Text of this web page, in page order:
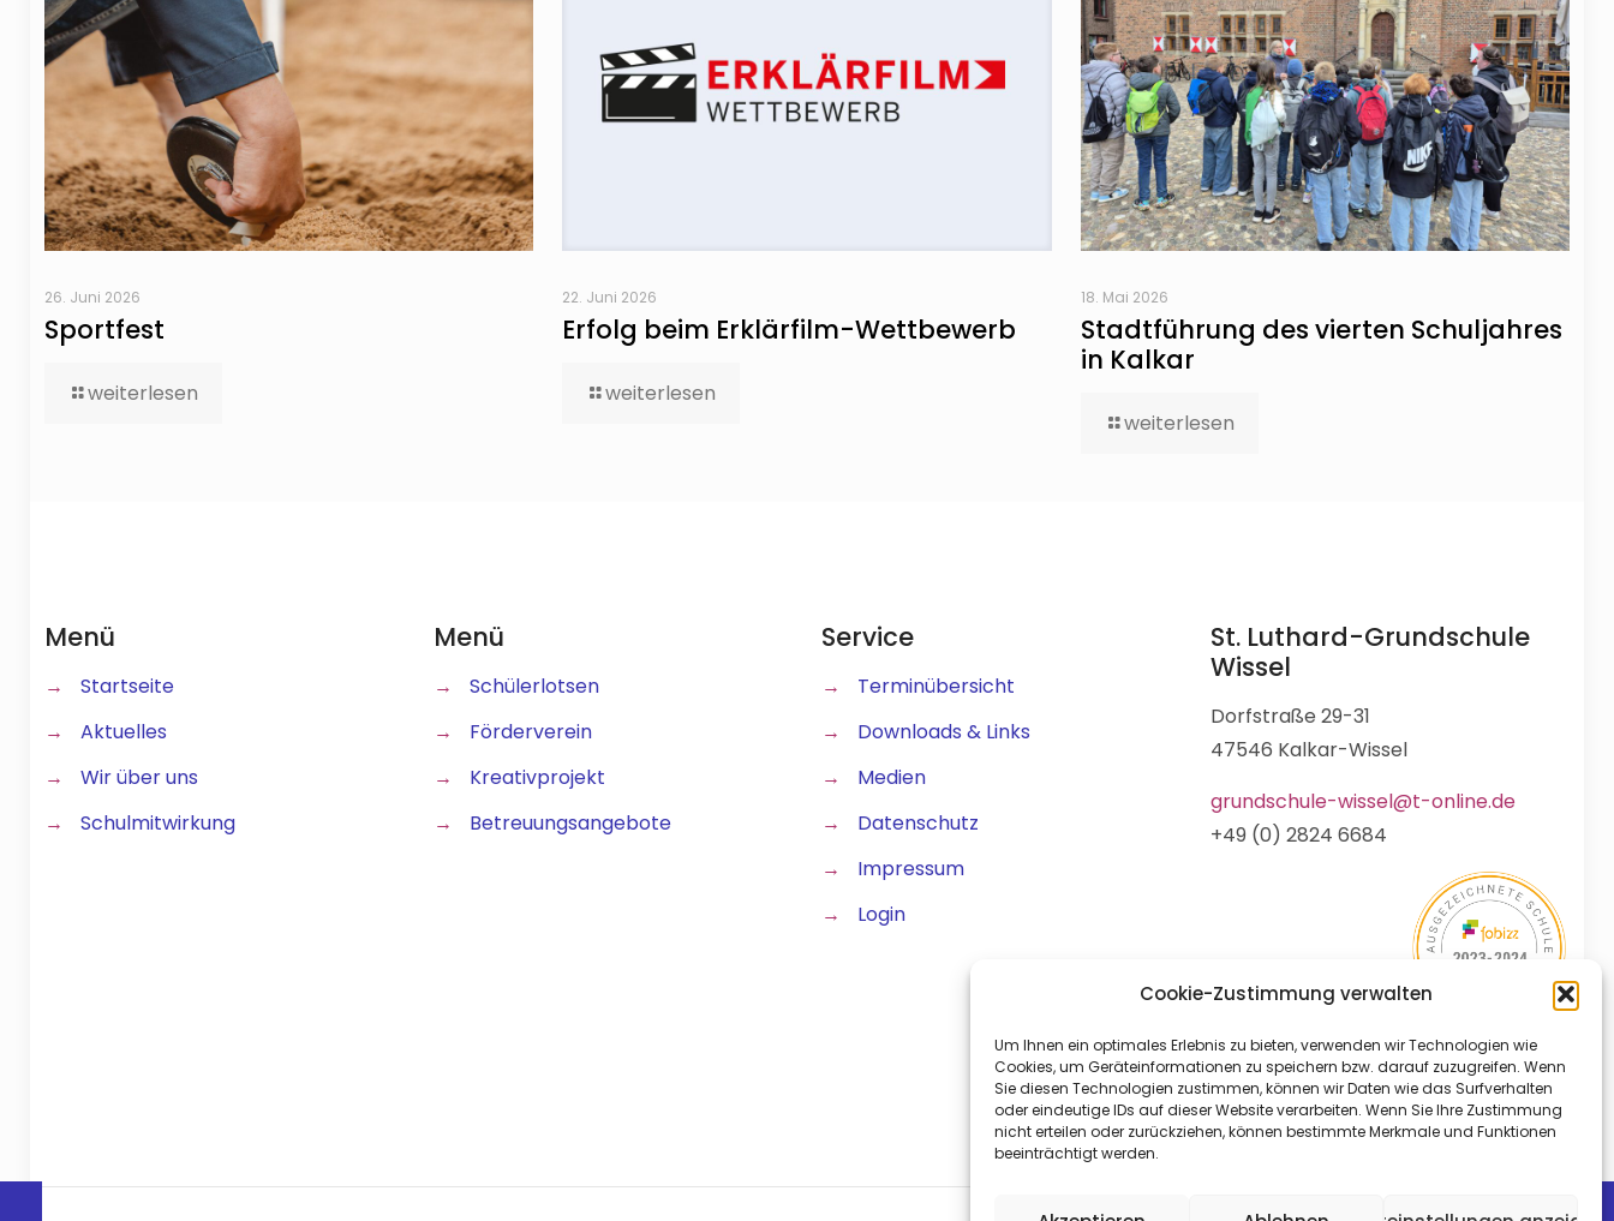
Cookie-Zustimmung verwalten
Um Ihnen ein optimales Erlebnis zu bieten, verwenden wir Technologien wie
Cookies, um Geräteinformationen zu speichern bzw. darauf zuzugreifen. Wenn
Sie diesen Technologien zustimmen, können wir Daten wie das Surfverhalten
oder eindeutige IDs auf dieser Website verarbeiten. Wenn Sie Ihre Zustimmung
nicht erteilen oder zurückziehen, können bestimmte Merkmale und Funktionen
beeinträchtigt werden.
26. Juni 2026
Sportfest
weiterlesen
22. Juni 2026
Erfolg beim Erklärfilm-Wettbewerb
weiterlesen
18. Mai 2026
Stadtführung des vierten Schuljahres
in Kalkar
weiterlesen
Menü
→
Startseite
→
Aktuelles
→
Wir über uns
→
Schulmitwirkung
Menü
→
Schülerlotsen
→
Förderverein
→
Kreativprojekt
→
Betreuungsangebote
Service
→
Terminübersicht
→
Downloads & Links
→
Medien
→
Datenschutz
→
Impressum
→
Login
St. Luthard-Grundschule
Wissel
Dorfstraße 29-31
47546 Kalkar-Wissel
grundschule-wissel@t-online.de
+49 (0) 2824 6684